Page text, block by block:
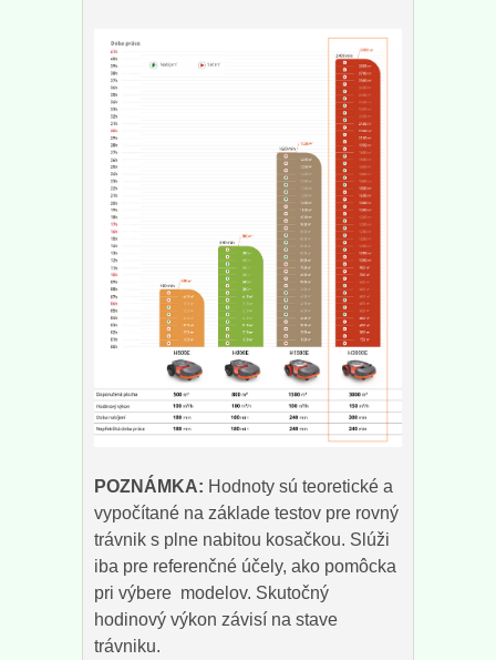
POZNÁMKA: Hodnoty sú teoretické a
vypočítané na základe testov pre rovný
trávnik s plne nabitou kosačkou. Slúži
iba pre referenčné účely, ako pomôcka
pri výbere modelov. Skutočný
hodinový výkon závisí na stave
trávniku.